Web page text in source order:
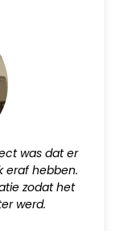
was dat er
eraf hebben.
zodat het
werd.